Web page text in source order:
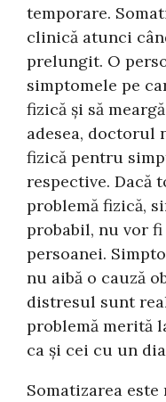
temporare.
clinică atunci
prelungit. O
simptomele pe
fizică și să
adesea, doctorul
fizică pentru
respective. Dacă
problemă fizică,
probabil, nu vor
persoanei.
nu aibă o cauză
distresul sunt
problemă merită
ca și cei cu un
Somatizarea